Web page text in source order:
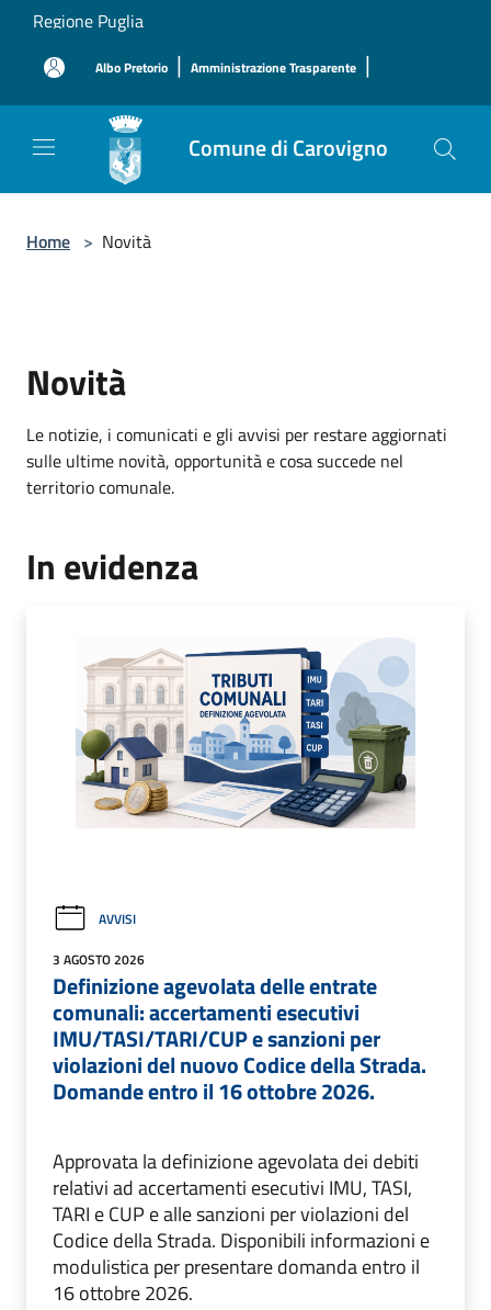
Salta al contenuto principale
Regione Puglia
Albo Pretorio | Amministrazione Trasparente |
Comune di Carovigno
Home > Novità
Novità
Le notizie, i comunicati e gli avvisi per restare aggiornati
sulle ultime novità, opportunità e cosa succede nel
territorio comunale.
In evidenza
AVVISI
3 AGOSTO 2026
Definizione agevolata delle entrate
comunali: accertamenti esecutivi
IMU/TASI/TARI/CUP e sanzioni per
violazioni del nuovo Codice della Strada.
Domande entro il 16 ottobre 2026.
Approvata la definizione agevolata dei debiti
relativi ad accertamenti esecutivi IMU, TASI,
TARI e CUP e alle sanzioni per violazioni del
Codice della Strada. Disponibili informazioni e
modulistica per presentare domanda entro il
16 ottobre 2026.